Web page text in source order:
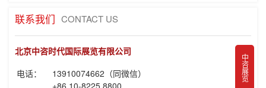
联系我们 CONTACT US
北京中咨时代国际展览有限公司
电话：
13910074662（同微信）
+86 10-8225 8800
中咨展览